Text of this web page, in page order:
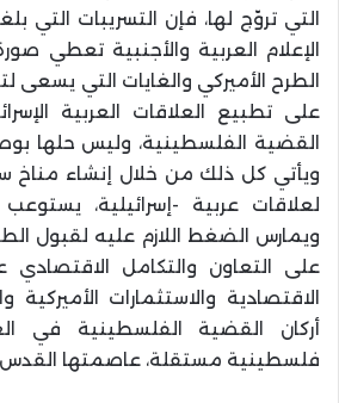
التي تروّج لها، فإن التسريبات التي
الإعلام العربية والأجنبية تعطي
الطرح الأميركي والغايات التي يسعى
على تطبيع العلاقات العربية
القضية الفلسطينية، وليس حلها
ويأتي كل ذلك من خلال إنشاء مناخ
لعلاقات عربية -إسرائيلية،
ويمارس الضغط اللازم عليه لقبول
على التعاون والتكامل الاقتصادي
الاقتصادية والاستثمارات
أركان القضية الفلسطينية في
فلسطينية مستقلة، عاصمتها